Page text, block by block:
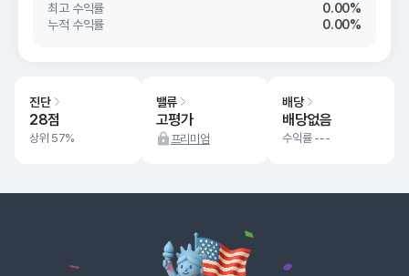
최고 수익률
0.00%
누적 수익률
0.00%
진단
28점
상위 57%
밸류
고평가
프리미엄
배당
배당없음
수익률 ---